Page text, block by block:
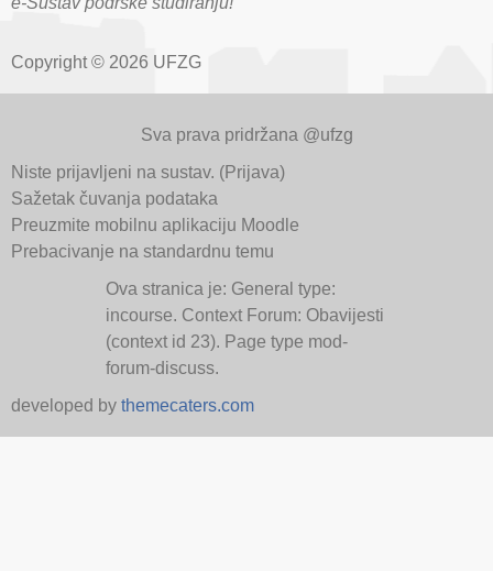
Copyright © 2026 UFZG
Sva prava pridržana @ufzg
Niste prijavljeni na sustav. (Prijava)
Sažetak čuvanja podataka
Preuzmite mobilnu aplikaciju Moodle
Prebacivanje na standardnu temu
Ova stranica je: General type:
incourse. Context Forum: Obavijesti
(context id 23). Page type mod-
forum-discuss.
developed by themecaters.com